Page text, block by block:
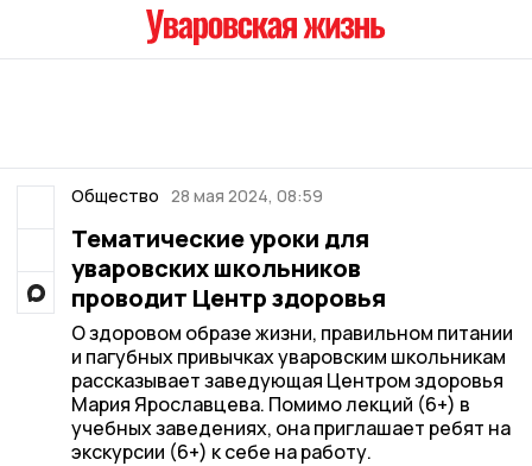
Общество 28 мая 2024, 08:59
Тематические уроки для
уваровских школьников
проводит Центр здоровья
О здоровом образе жизни, правильном питании
и пагубных привычках уваровским школьникам
рассказывает заведующая Центром здоровья
Мария Ярославцева. Помимо лекций (6+) в
учебных заведениях, она приглашает ребят на
экскурсии (6+) к себе на работу.